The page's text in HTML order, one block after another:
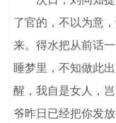
了官的，不以为意
来。得水把从前话
睡梦里，不知做此
醒，我自是女人，
爷昨日已经把你发